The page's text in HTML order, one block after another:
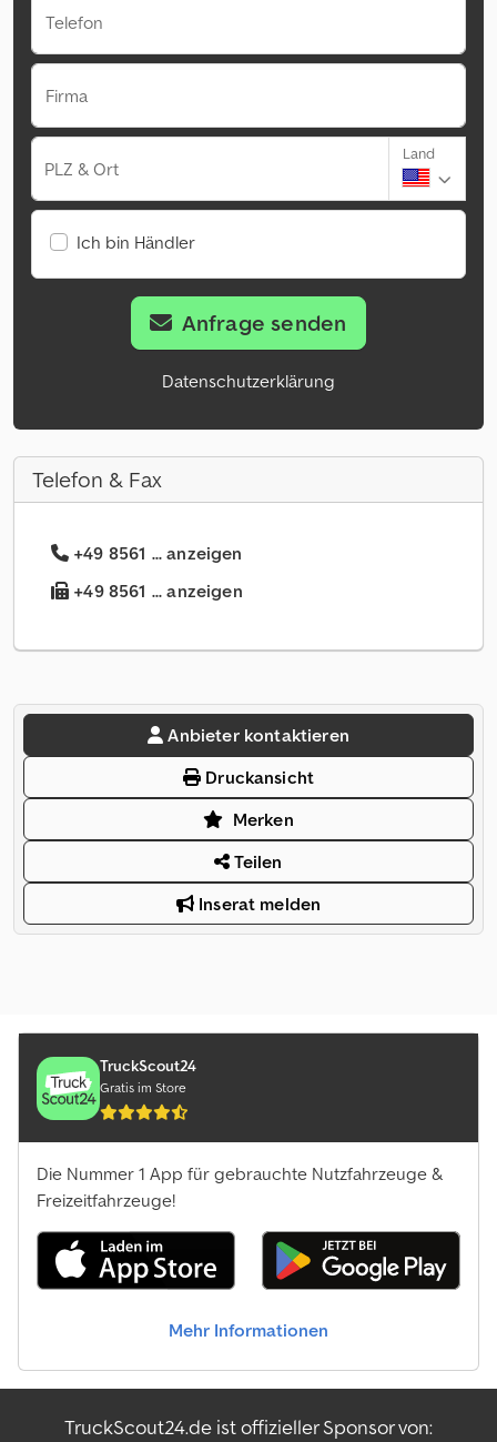
Telefon
Firma
PLZ & Ort
Land
Ich bin Händler
Anfrage senden
Datenschutzerklärung
Telefon & Fax
+49 8561 ... anzeigen
+49 8561 ... anzeigen
Anbieter kontaktieren
Druckansicht
Merken
Teilen
Inserat melden
TruckScout24
Gratis im Store
Die Nummer 1 App für gebrauchte Nutzfahrzeuge &
Freizeitfahrzeuge!
Mehr Informationen
TruckScout24.de ist offizieller Sponsor von: